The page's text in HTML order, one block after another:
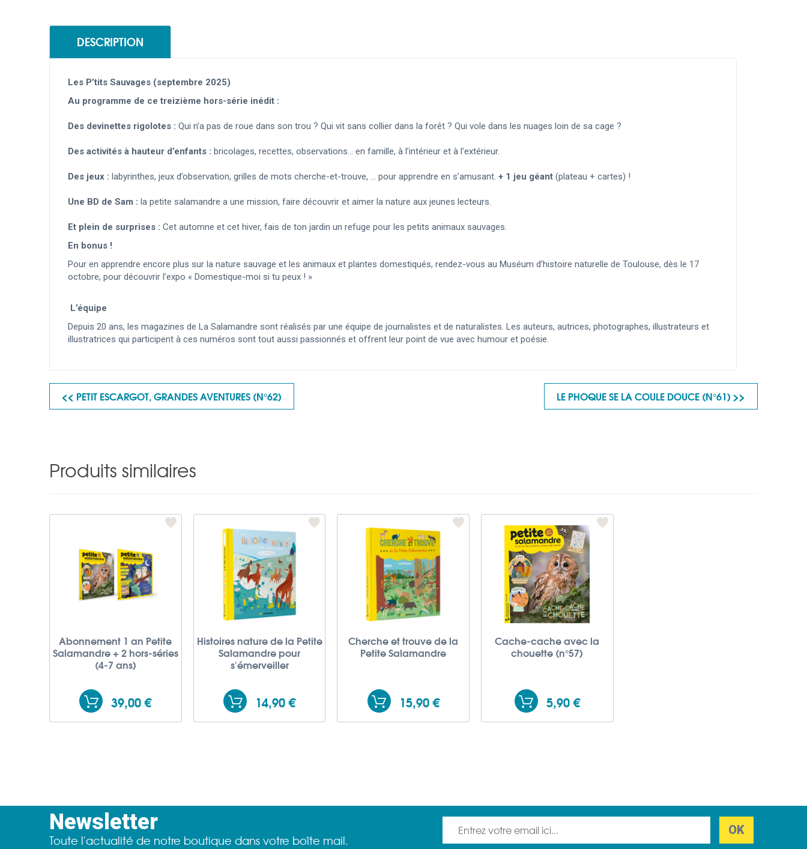
DESCRIPTION
Les P’tits Sauvages (septembre 2025)
Au programme de ce treizième hors-série inédit :
Des devinettes rigolotes : Qui n’a pas de roue dans son trou ? Qui vit sans collier dans la forêt ? Qui vole dans les nuages loin de sa cage ?
Des activités à hauteur d’enfants : bricolages, recettes, observations... en famille, à l’intérieur et à l’extérieur.
Des jeux : labyrinthes, jeux d’observation, grilles de mots cherche-et-trouve, ... pour apprendre en s’amusant. + 1 jeu géant (plateau + cartes) !
Une BD de Sam : la petite salamandre a une mission, faire découvrir et aimer la nature aux jeunes lecteurs.
Et plein de surprises : Cet automne et cet hiver, fais de ton jardin un refuge pour les petits animaux sauvages.
En bonus !
Pour en apprendre encore plus sur la nature sauvage et les animaux et plantes domestiqués, rendez-vous au Muséum d’histoire naturelle de Toulouse, dès le 17
octobre, pour découvrir l’expo « Domestique-moi si tu peux ! »
L’équipe
Depuis 20 ans, les magazines de La Salamandre sont réalisés par une équipe de journalistes et de naturalistes. Les auteurs, autrices, photographes, illustrateurs et
illustratrices qui participent à ces numéros sont tout aussi passionnés et offrent leur point de vue avec humour et poésie.
<< PETIT ESCARGOT, GRANDES AVENTURES (N°62) LE PHOQUE SE LA COULE DOUCE (N°61) >>
Produits similaires
Abonnement 1 an Petite
Salamandre + 2 hors-séries
(4-7 ans)
39,00 €
Histoires nature de la Petite
Salamandre pour
s'émerveiller
14,90 €
Cherche et trouve de la
Petite Salamandre
15,90 €
Cache-cache avec la
chouette (n°57)
5,90 €
Newsletter
Toute l'actualité de notre boutique dans votre boîte mail.